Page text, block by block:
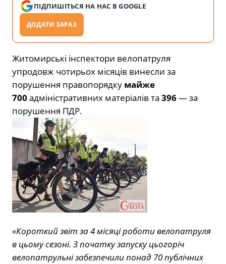
ПІДПИШІТЬСЯ НА НАС В GOOGLE
ДОДАТИ ЗАРАЗ
Житомирські інспектори велопатруля
упродовж чотирьох місяців винесли за
порушення правопорядку майже
700 адміністративних матеріалів та 396— за
порушення ПДР.
«Короткий звіт за 4 місяці роботи велопатруля
в цьому сезоні. З початку запуску цьогоріч
велопатрульні забезпечили понад 70 публічних